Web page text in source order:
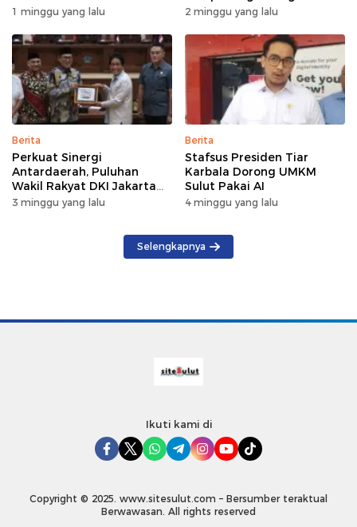
Kebakaran di Wanea
1 minggu yang lalu
Internet di Talaud,
Terganggu Sementara
2 minggu yang lalu
Berita
Perkuat Sinergi
Antardaerah, Puluhan
Wakil Rakyat DKI Jakarta
Gelar Kunker di DPRD Sulut
3 minggu yang lalu
Berita
Stafsus Presiden Tiar
Karbala Dorong UMKM
Sulut Pakai AI
4 minggu yang lalu
Selengkapnya
Ikuti kami di
Copyright © 2025. www.sitesulut.com – Bersumber teraktual
Berwawasan. All rights reserved